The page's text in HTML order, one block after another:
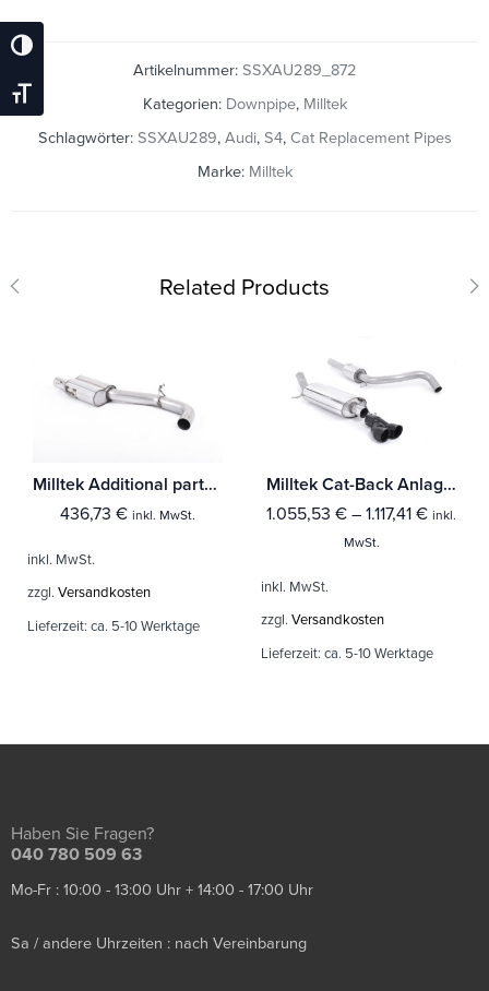
Umschalten Auf Hohe Kontraste
Schrift Vergrößern
Artikelnummer: SSXAU289_872
Kategorien: Downpipe, Milltek
Schlagwörter: SSXAU289, Audi, S4, Cat Replacement Pipes
Marke: Milltek
Related Products
Milltek Additional parts Audi A3 2.0 TFSI quattro Sedan 8V (Nur US-Modelle)
436,73 € inkl. MwSt.
inkl. MwSt.
zzgl. Versandkosten
Lieferzeit: ca. 5-10 Werktage
Milltek Cat-Back Anlage Audi A1 1.4 TFSI S line 185PS S tronic Mit TÜV / ECE Zulassung!
1.055,53 € – 1.117,41 € inkl.
MwSt.
inkl. MwSt.
zzgl. Versandkosten
Lieferzeit: ca. 5-10 Werktage
Haben Sie Fragen?
040 780 509 63
Mo-Fr : 10:00 - 13:00 Uhr + 14:00 - 17:00 Uhr
Sa / andere Uhrzeiten : nach Vereinbarung